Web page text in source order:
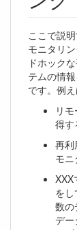
ここで説
モニタリ
ドホック
テムの情
です。例え
リ
得す
再利
モニ
XXX
を
数の
デー